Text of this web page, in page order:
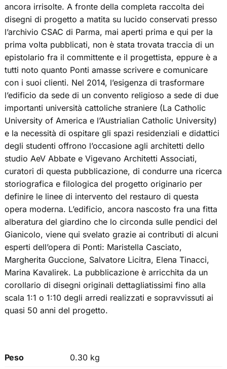
ancora irrisolte. A fronte della completa raccolta dei
disegni di progetto a matita su lucido conservati presso
l’archivio CSAC di Parma, mai aperti prima e qui per la
prima volta pubblicati, non è stata trovata traccia di un
epistolario fra il committente e il progettista, eppure è a
tutti noto quanto Ponti amasse scrivere e comunicare
con i suoi clienti. Nel 2014, l’esigenza di trasformare
l’edificio da sede di un convento religioso a sede di due
importanti università cattoliche straniere (La Catholic
University of America e l’Austrialian Catholic University)
e la necessità di ospitare gli spazi residenziali e didattici
degli studenti offrono l’occasione agli architetti dello
studio AeV Abbate e Vigevano Architetti Associati,
curatori di questa pubblicazione, di condurre una ricerca
storiografica e filologica del progetto originario per
definire le linee di intervento del restauro di questa
opera moderna. L’edificio, ancora nascosto fra una fitta
alberatura del giardino che lo circonda sulle pendici del
Gianicolo, viene qui svelato grazie ai contributi di alcuni
esperti dell’opera di Ponti: Maristella Casciato,
Margherita Guccione, Salvatore Licitra, Elena Tinacci,
Marina Kavalirek. La pubblicazione è arricchita da un
corollario di disegni originali dettagliatissimi fino alla
scala 1:1 o 1:10 degli arredi realizzati e sopravvissuti ai
quasi 50 anni del progetto.
Peso 0.30 kg